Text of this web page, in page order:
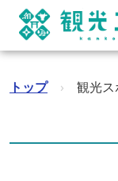
トップ › 観光ス